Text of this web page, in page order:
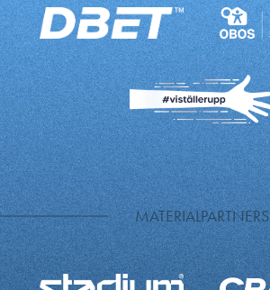
MATERIALPARTNERS